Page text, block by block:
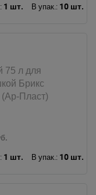
1 шт. В упак.: 10 шт.
75 л для
Брикс
Пласт)
1 шт. В упак.: 10 шт.